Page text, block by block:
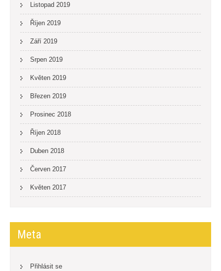
Listopad 2019
Říjen 2019
Září 2019
Srpen 2019
Květen 2019
Březen 2019
Prosinec 2018
Říjen 2018
Duben 2018
Červen 2017
Květen 2017
Meta
Přihlásit se